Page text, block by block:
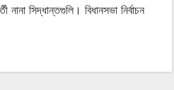
নানা সিদ্ধান্তগুলি। বিধানসভা নির্বাচন